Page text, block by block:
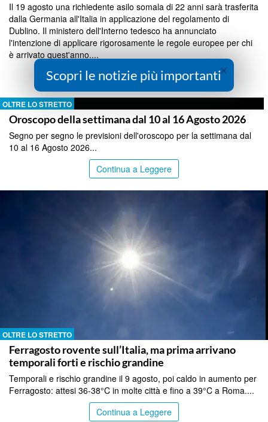
Il 19 agosto una richiedente asilo somala di 22 anni sarà trasferita
dalla Germania all'Italia in applicazione del regolamento di
Dublino. Il ministero dell'Interno tedesco ha annunciato
l'intenzione di applicare rigorosamente le regole europee per chi
è arrivato quest'anno....
Continua a Leggere
OLTRE LO STRETTO
Oroscopo della settimana dal 10 al 16 Agosto 2026
Segno per segno le previsioni dell'oroscopo per la settimana dal
10 al 16 Agosto 2026...
Continua a Leggere
OLTRE LO STRETTO
Ferragosto rovente sull’Italia, ma prima arrivano
temporali forti e rischio grandine
Temporali e rischio grandine il 9 agosto, poi caldo in aumento per
Ferragosto: attesi 36-38°C in molte città e fino a 39°C a Roma....
Continua a Leggere
×
Scopri le notizie più importanti